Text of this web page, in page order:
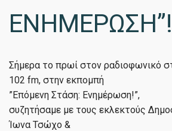
ΕΝΗΜΕΡΩΣΗ”!
️Σήμερα το πρωί στον ραδιοφωνικό
102 fm, στην εκπομπή
”Επόμενη Στάση: Ενημέρωση!”,
συζητήσαμε με τους εκλεκτούς
Ίωνα Τσώχο &